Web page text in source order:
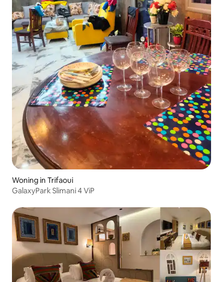
Woning in Trifaoui
GalaxyPark Slimani 4 ViP